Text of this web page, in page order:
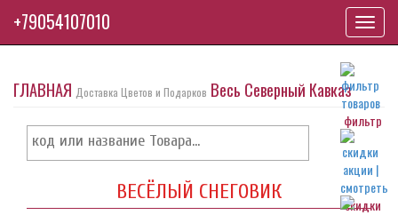
фильтр
скидки
ГЛАВНАЯ Доставка Цветов и Подарков Весь Северный Кавказ
ВЕСЁЛЫЙ СНЕГОВИК
+79054107010